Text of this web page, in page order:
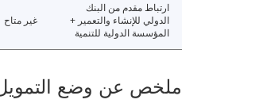
ارتباط مقدم من البنك
الدولي للإنشاء والتعمير +
المؤسسة الدولية للتنمية
غير متاح
ملخص عن وضع التمويل